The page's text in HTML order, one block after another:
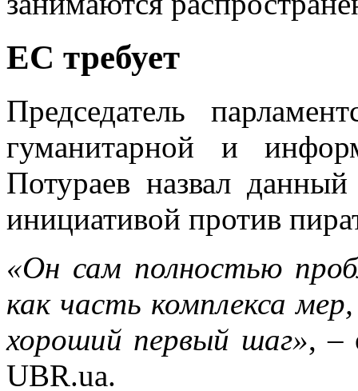
ЕС требует
Председатель
гуманитарной и
Потураев назвал
инициативой против
«Он сам полностью
как часть комплекса
хороший первый шаг», –
UBR.ua.